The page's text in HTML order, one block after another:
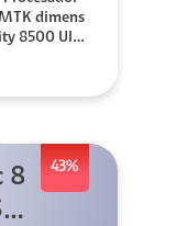
MTK dimens
ity 8500 Ultr
43%
8